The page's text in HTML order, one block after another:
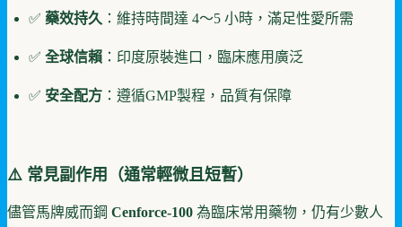
✅ 藥效持久 ：維持時間達 4～5 小時，滿足性愛所需
✅ 全球信賴 ：印度原裝進口，臨床應用廣泛
✅ 安全配方 ：遵循GMP製程，品質有保障
⚠️ 常見副作用（通常輕微且短暫）
儘管馬牌威而鋼 Cenforce-100 為臨床常用藥物，仍有少數人